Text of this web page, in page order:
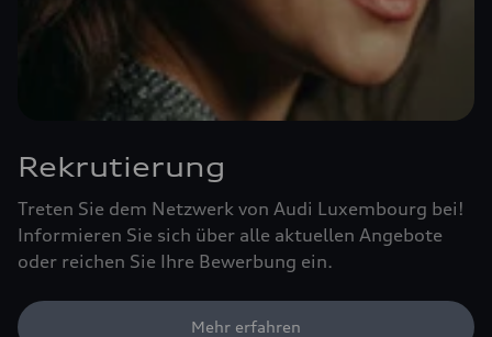
Rekrutierung
Treten Sie dem Netzwerk von Audi Luxembourg bei!
Informieren Sie sich über alle aktuellen Angebote
oder reichen Sie Ihre Bewerbung ein.
Mehr erfahren